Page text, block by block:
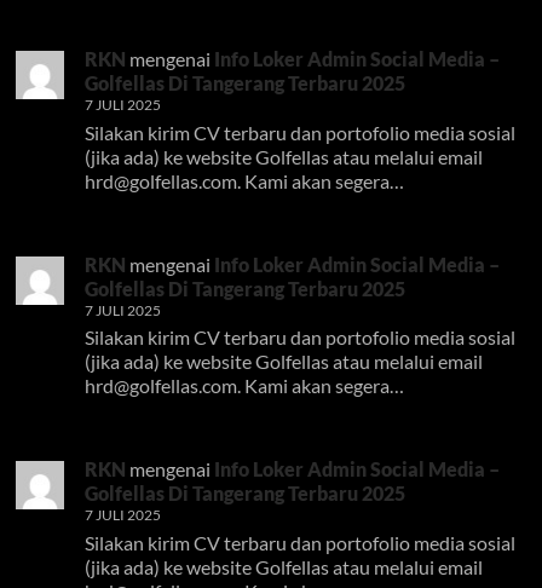
RKN mengenai Info Loker Admin Social Media –
Golfellas Di Tangerang Terbaru 2025
7 JULI 2025
Silakan kirim CV terbaru dan portofolio media sosial
(jika ada) ke website Golfellas atau melalui email
hrd@golfellas.com . Kami akan segera…
RKN mengenai Info Loker Admin Social Media –
Golfellas Di Tangerang Terbaru 2025
7 JULI 2025
Silakan kirim CV terbaru dan portofolio media sosial
(jika ada) ke website Golfellas atau melalui email
hrd@golfellas.com. Kami akan segera…
RKN mengenai Info Loker Admin Social Media –
Golfellas Di Tangerang Terbaru 2025
7 JULI 2025
Silakan kirim CV terbaru dan portofolio media sosial
(jika ada) ke website Golfellas atau melalui email